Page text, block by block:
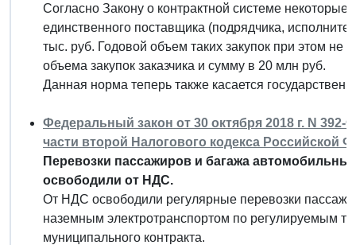
Согласно Закону о контрактной системе некоторые
единственного поставщика (подрядчика,
тыс. руб. Годовой объем таких закупок при этом не
объема закупок заказчика и сумму в 20 млн руб.
Данная норма теперь также касается
Федеральный закон от 30 октября 2018 г. N
части второй Налогового кодекса Российской
Перевозки пассажиров и багажа
освободили от НДС.
От НДС освободили регулярные перевозки
наземным электротранспортом по регулируемым
муниципального контракта.